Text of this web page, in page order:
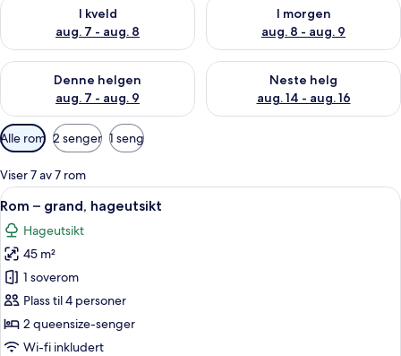
I kveld
aug. 7 - aug. 8
I morgen
aug. 8 - aug. 9
Denne helgen
aug. 7 - aug. 9
Sjekk tilgjengelighet for denne helgen, aug. 7 - aug. 9
Neste helg
aug. 14 - aug. 16
Sjekk tilgjengelighet for neste
Tilgjengelige
filtre
for
rom
Alle rom 2 senger 1 seng
Viser 7 av 7 rom
Åpne
alle
bildene
av
Rom
–
grand,
hageutsikt
Rom – grand, hageutsikt |
6
Rom – grand, hageutsikt
Hageutsikt
45 m²
1 soverom
Plass til 4 personer
2 queensize-senger
Wi-fi inkludert